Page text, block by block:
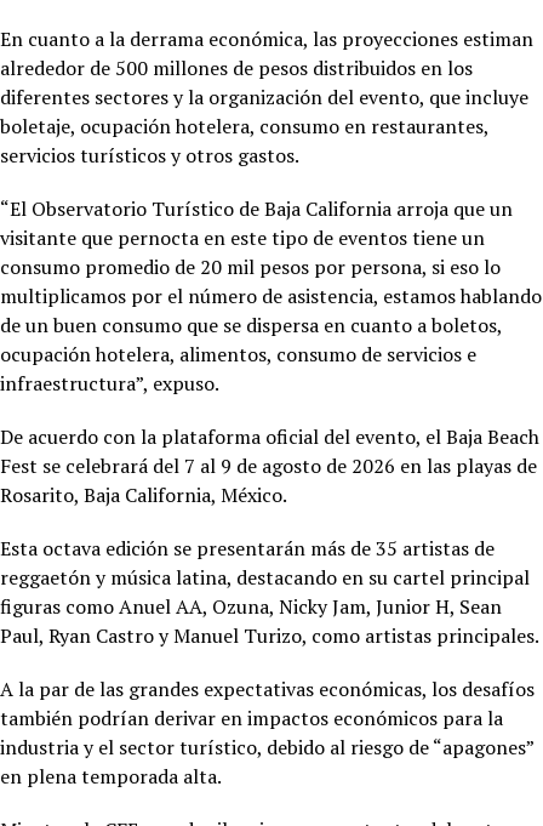
En cuanto a la derrama económica, las proyecciones estiman
alrededor de 500 millones de pesos distribuidos en los
diferentes sectores y la organización del evento, que incluye
boletaje, ocupación hotelera, consumo en restaurantes,
servicios turísticos y otros gastos.
“El Observatorio Turístico de Baja California arroja que un
visitante que pernocta en este tipo de eventos tiene un
consumo promedio de 20 mil pesos por persona, si eso lo
multiplicamos por el número de asistencia, estamos hablando
de un buen consumo que se dispersa en cuanto a boletos,
ocupación hotelera, alimentos, consumo de servicios e
infraestructura”, expuso.
De acuerdo con la plataforma oficial del evento, el Baja Beach
Fest se celebrará del 7 al 9 de agosto de 2026 en las playas de
Rosarito, Baja California, México.
Esta octava edición se presentarán más de 35 artistas de
reggaetón y música latina, destacando en su cartel principal
figuras como Anuel AA, Ozuna, Nicky Jam, Junior H, Sean
Paul, Ryan Castro y Manuel Turizo, como artistas principales.
A la par de las grandes expectativas económicas, los desafíos
también podrían derivar en impactos económicos para la
industria y el sector turístico, debido al riesgo de “apagones”
en plena temporada alta.